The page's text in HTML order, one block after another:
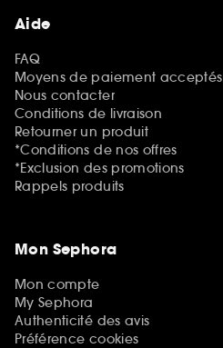
Aide
FAQ
Moyens de paiement acceptés
Nous contacter
Conditions de livraison
Retourner un produit
*Conditions de nos offres
*Exclusion des promotions
Rappels produits
Mon Sephora
Mon compte
My Sephora
Authenticité des avis
Préférence cookies